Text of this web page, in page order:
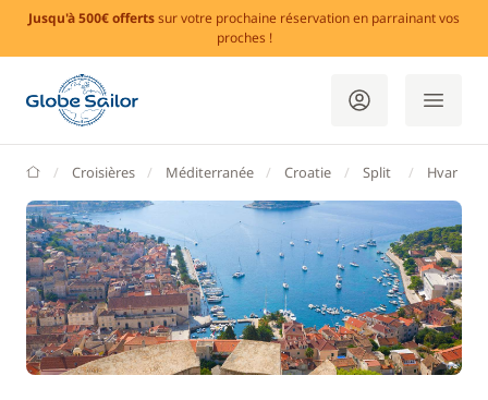
Jusqu'à 500€ offertssur votre prochaine réservation en parrainant vos
proches !
GlobeSailor
Croisières Méditerranée Croatie Split Hvar